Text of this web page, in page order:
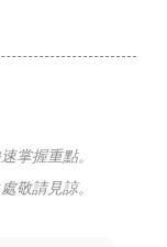
掌握重點。
敬請見諒。